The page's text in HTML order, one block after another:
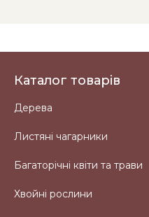
Каталог товарів
Дерева
Листяні чагарники
Багаторічні квіти та трави
Хвойні рослини